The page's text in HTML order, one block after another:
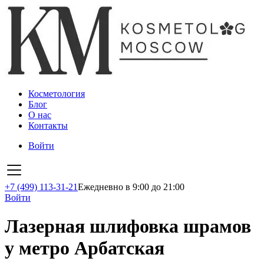
Косметология
Блог
О нас
Контакты
Войти
+7 (499) 113-31-21Ежедневно в 9:00 до 21:00
Войти
Лазерная шлифовка шрамов
у метро Арбатская